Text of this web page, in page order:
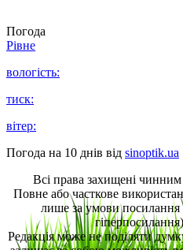
Погода
Рівне
вологість:
тиск:
вітер:
Погода на 10 днів від sinoptik.ua
Всі права захищені
Повне або часткове
лише за умови
Редакція може не поділяти